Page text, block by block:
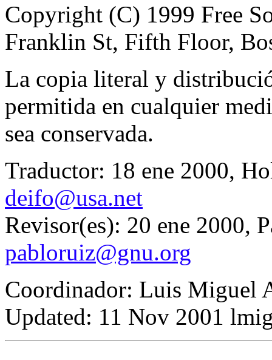
Copyright (C) 1999 Free
Franklin St, Fifth Floor,
La copia literal y
permitida en cualquier
sea conservada.
Traductor: 18 ene 2000,
deifo@usa.net
Revisor(es): 20 ene 2000,
pabloruiz@gnu.org
Coordinador: Luis Miguel
Updated: 11 Nov 2001